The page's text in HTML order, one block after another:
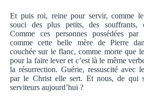
Et puis roi, reine pour servir, comme
souci des plus petits, des souffrants,
Comme ces personnes possédées par
comme cette belle mère de Pierre
couchée sur le flanc, comme morte que
pour la faire lever et c’est là le même
la résurrection. Guérie, ressuscité avec
par le Christ elle sert. Et nous, de qui
serviteurs aujourd’hui ?